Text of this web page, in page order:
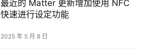
最近的 Matter 更新增加使用 NFC
快速进行设定功能
2025 年 5 月 8 日